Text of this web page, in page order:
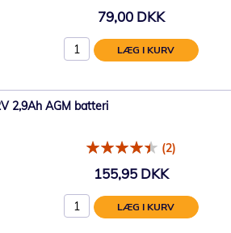
79,00 DKK
LÆG I KURV
2,9Ah AGM batteri
(2)
155,95 DKK
LÆG I KURV